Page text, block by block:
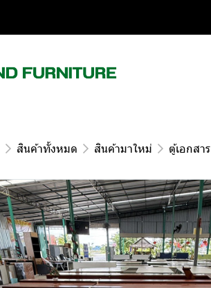
สินค้าทั้งหมด สินค้ามาใหม่ ตู้เอกสาร